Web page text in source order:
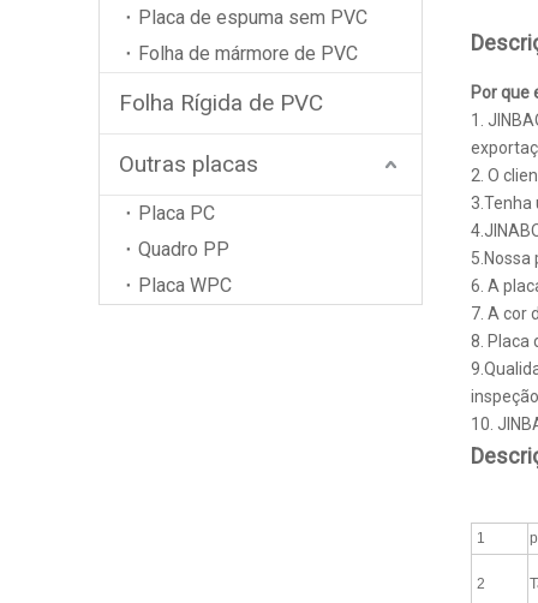
Placa de espuma sem PVC
Folha de mármore de PVC
Folha Rígida de PVC
Outras placas
Placa PC
Quadro PP
Placa WPC
Por que
1.
2. O
5.Nossa
6. A
7. A cor
8. Placa
10.
1
2